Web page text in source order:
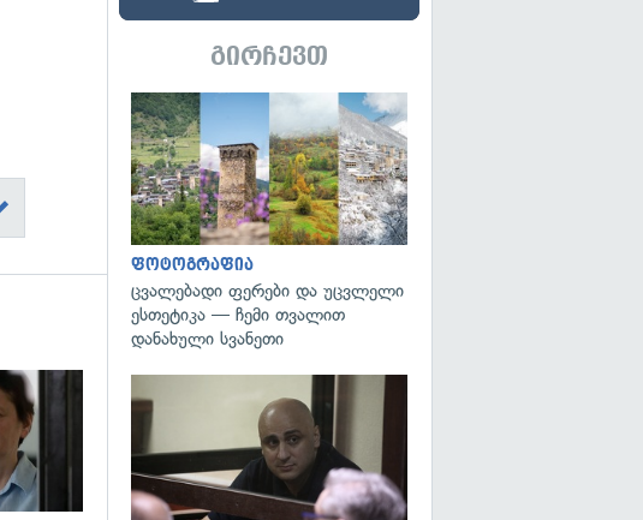
გადახედვა
გირჩევთ
ფოტოგრაფია
ცვალებადი ფერები და უცვლელი
ესთეტიკა — ჩემი თვალით
დანახული სვანეთი